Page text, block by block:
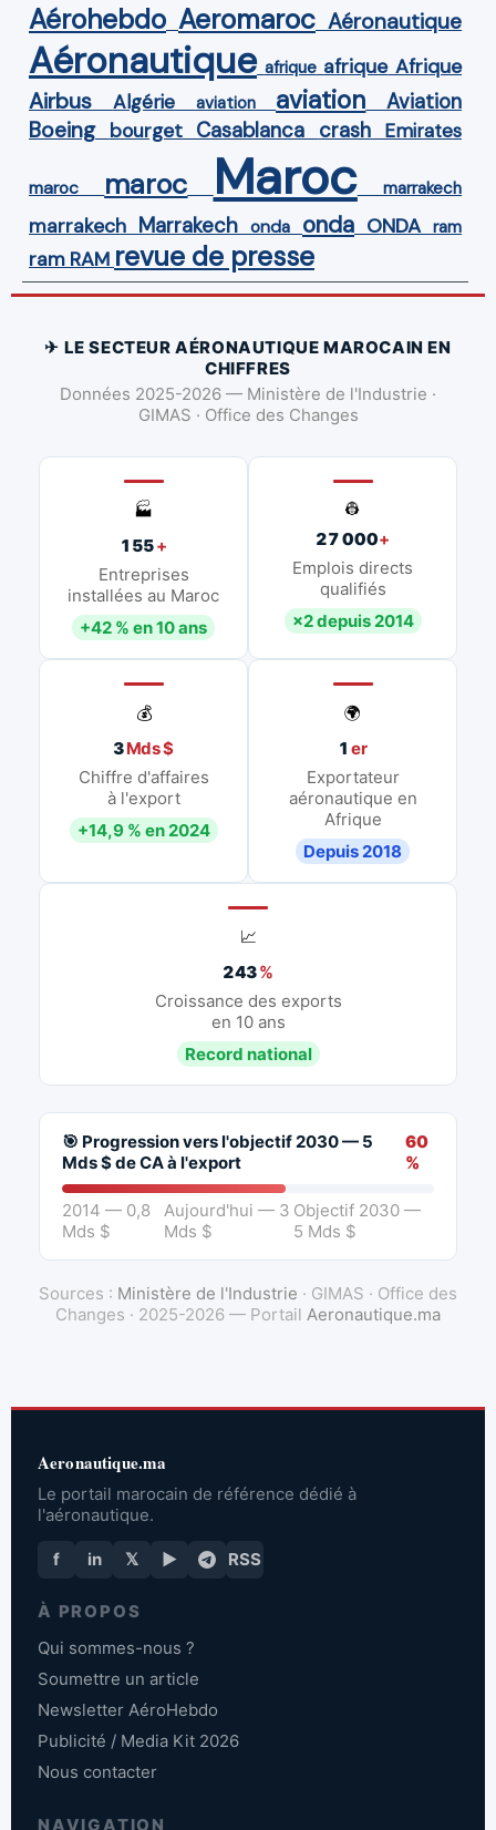
Aérohebdo Aeromaroc Aéronautique
Aéronautique afrique afrique Afrique
Airbus Algérie aviation aviation Aviation
Boeing bourget Casablanca crash Emirates
maroc maroc Maroc marrakech
marrakech Marrakech onda onda ONDA ram
ram RAM revue de presse
✈ LE SECTEUR AÉRONAUTIQUE MAROCAIN EN
CHIFFRES
Données 2025-2026 — Ministère de l'Industrie ·
GIMAS · Office des Changes
🏭
155+
Entreprises
installées au Maroc
+42 % en 10 ans
👷
27 000+
Emplois directs
qualifiés
×2 depuis 2014
💰
3Mds $
Chiffre d'affaires
à l'export
+14,9 % en 2024
🌍
1 er
Exportateur
aéronautique en
Afrique
Depuis 2018
📈
243%
Croissance des exports
en 10 ans
Record national
🎯 Progression vers l'objectif 2030 — 5
Mds $ de CA à l'export
60
%
2014 — 0,8
Mds $
Aujourd'hui — 3
Mds $
Objectif 2030 —
5 Mds $
Sources : Ministère de l'Industrie · GIMAS · Office des
Changes · 2025-2026 — Portail Aeronautique.ma
Aeronautique.ma
Le portail marocain de référence dédié à
l'aéronautique.
f in 𝕏 ▶ RSS
À PROPOS
Qui sommes-nous ?
Soumettre un article
Newsletter AéroHebdo
Publicité / Media Kit 2026
Nous contacter
NAVIGATION